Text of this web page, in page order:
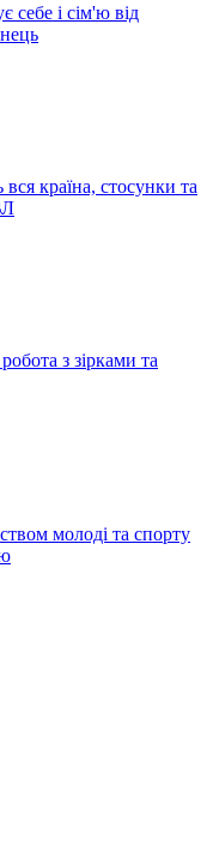
себе і сім'ю від
країна, стосунки та
з зірками та
молоді та спорту